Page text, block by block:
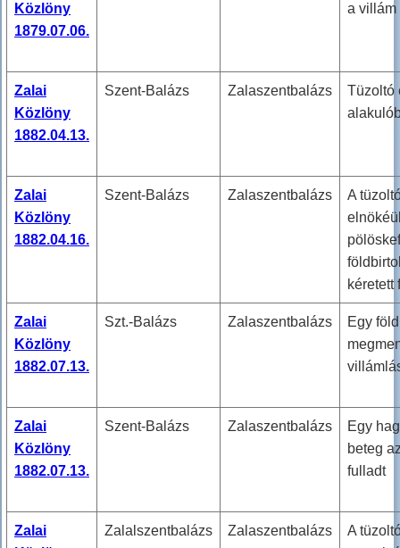
Közlöny
1879.07.06.
a villám
Zalai
Közlöny
1882.04.13.
Szent-Balázs Zalaszentbalázs
Tüzoltó
Zalai
Közlöny
1882.04.16.
Szent-Balázs Zalaszentbalázs
A
kéretett
Zalai
Közlöny
1882.07.13.
Szt.-Balázs Zalaszentbalázs
Egy
Zalai
Közlöny
1882.07.13.
Szent-Balázs Zalaszentbalázs
Egy
beteg
fulladt
Zalai
Zalalszentbalázs Zalaszentbalázs
A